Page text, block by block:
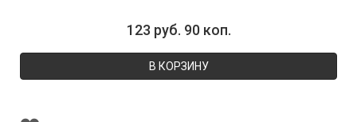
123 руб. 90 коп.
В КОРЗИНУ